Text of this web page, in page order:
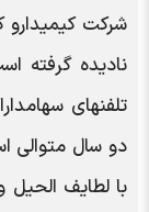
شرکت کیمیدارو
نادیده
تلفنهای
دو سال متوالی
با لطایف